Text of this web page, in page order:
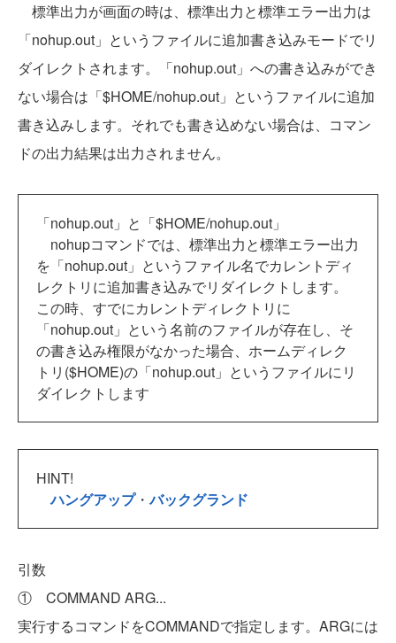
標準出力が画面の時は、標準出力と標準エラー出力は
「nohup.out」というファイルに追加書き込みモードでリ
ダイレクトされます。「nohup.out」への書き込みができ
ない場合は「$HOME/nohup.out」というファイルに追加
書き込みします。それでも書き込めない場合は、コマン
ドの出力結果は出力されません。
「nohup.out」と「$HOME/nohup.out」
nohupコマンドでは、標準出力と標準エラー出力
を「nohup.out」というファイル名でカレントディ
レクトリに追加書き込みでリダイレクトします。
この時、すでにカレントディレクトリに
「nohup.out」という名前のファイルが存在し、そ
の書き込み権限がなかった場合、ホームディレク
トリ($HOME)の「nohup.out」というファイルにリ
ダイレクトします
HINT!
ハングアップ・バックグランド
引数
① COMMAND ARG...
実行するコマンドをCOMMANDで指定します。ARGには